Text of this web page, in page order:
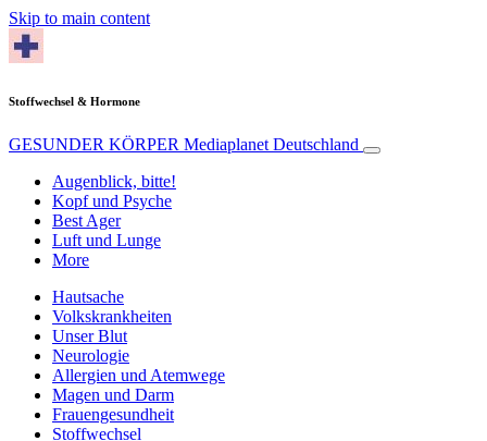
Skip to main content
Stoffwechsel & Hormone
GESUNDER KÖRPER Mediaplanet Deutschland
Augenblick, bitte!
Kopf und Psyche
Best Ager
Luft und Lunge
More
Hautsache
Volkskrankheiten
Unser Blut
Neurologie
Allergien und Atemwege
Magen und Darm
Frauengesundheit
Stoffwechsel